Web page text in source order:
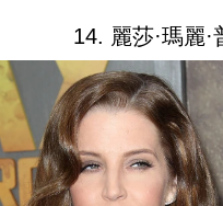
14. 麗莎·瑪麗